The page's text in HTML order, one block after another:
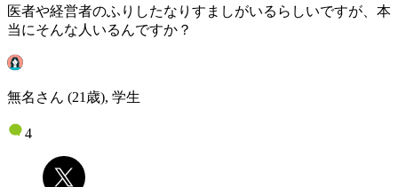
医者や経営者のふりしたなりすましがいるらしいですが、本
当にそんな人いるんですか？
無名さん (21歳), 学生
4